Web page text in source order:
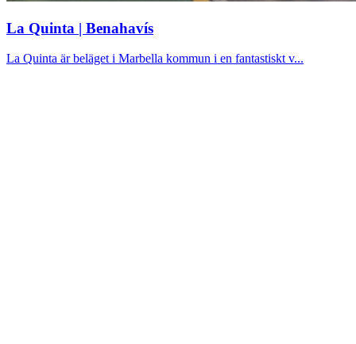
La Quinta | Benahavís
La Quinta är beläget i Marbella kommun i en fantastiskt v...